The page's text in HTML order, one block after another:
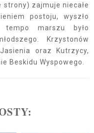
strony) zajmuje niecałe
postoju, wyszło
marszu było
Krzystonów
oraz Kutrzycy,
Beskidu Wyspowego.